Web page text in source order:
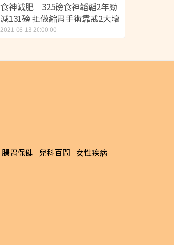
食神減肥｜325磅食神韜韜2年勁
減131磅 拒做縮胃手術靠戒2大壞
習慣
2021-06-13 20:00:00
腸胃保健 兒科百問 女性疾病